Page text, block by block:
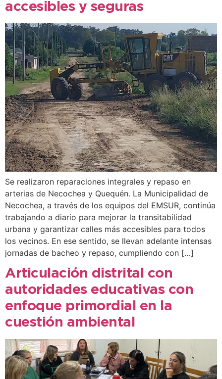
accesibles y seguras
Se realizaron reparaciones integrales y repaso en
arterias de Necochea y Quequén. La Municipalidad de
Necochea, a través de los equipos del EMSUR, continúa
trabajando a diario para mejorar la transitabilidad
urbana y garantizar calles más accesibles para todos
los vecinos. En ese sentido, se llevan adelante intensas
jornadas de bacheo y repaso, cumpliendo con […]
Articulación distrital con
autoridades educativas con
enfoque primordial en la
cuestión ambiental